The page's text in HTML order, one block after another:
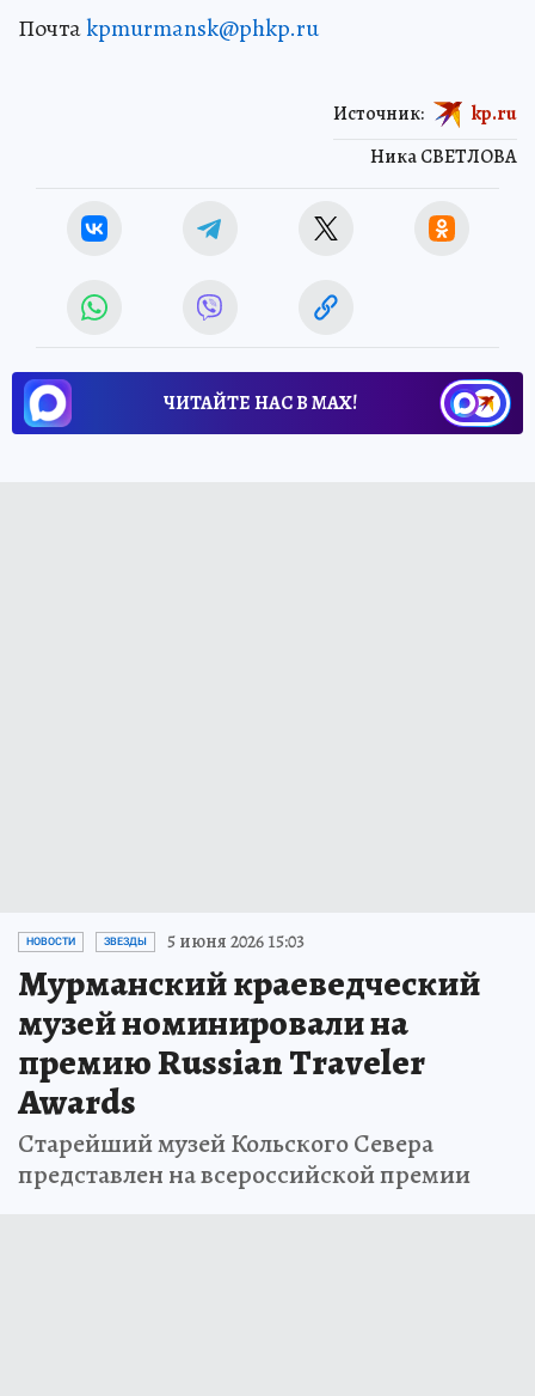
Почтаkpmurmansk@phkp.ru
Ника СВЕТЛОВА
Источник: kp.ru
ЧИТАЙТЕ НАС В МАХ!
НОВОСТИ ЗВЕЗДЫ 5 июня 2026 15:03
Мурманский краеведческий
музей номинировали на
премию Russian Traveler
Awards
Старейший музей Кольского Севера
представлен на всероссийской премии